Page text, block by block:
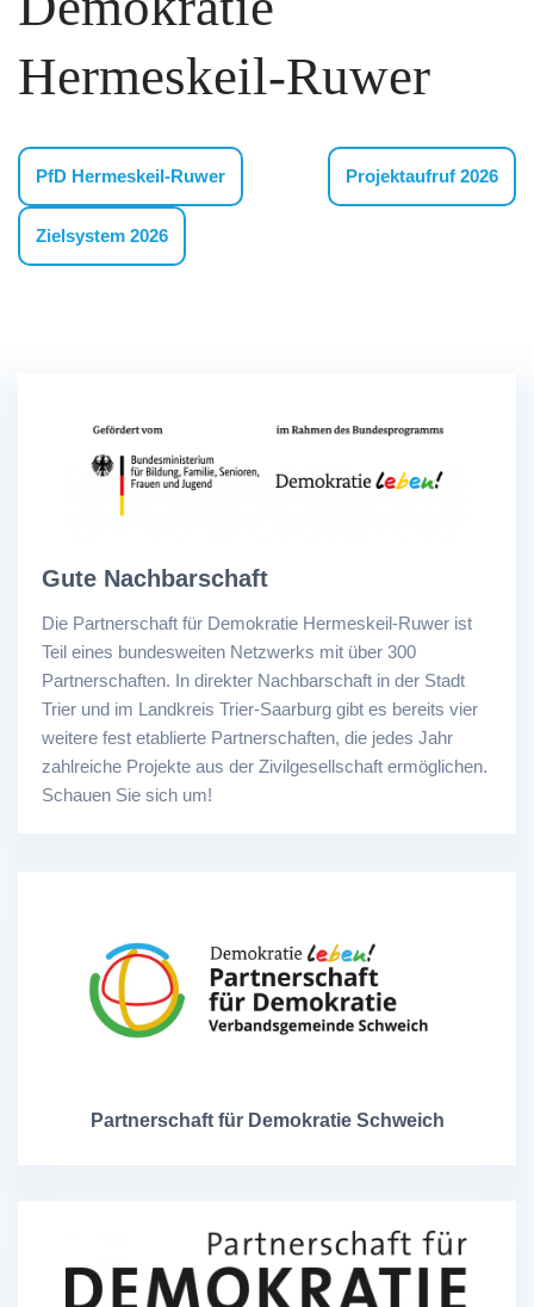
Hermeskeil-Ruwer
PfD Hermeskeil-Ruwer Projektaufruf 2026
Zielsystem 2026
Gute Nachbarschaft
Die Partnerschaft für Demokratie Hermeskeil-Ruwer ist
Teil eines bundesweiten Netzwerks mit über 300
Partnerschaften. In direkter Nachbarschaft in der Stadt
Trier und im Landkreis Trier-Saarburg gibt es bereits vier
weitere fest etablierte Partnerschaften, die jedes Jahr
zahlreiche Projekte aus der Zivilgesellschaft ermöglichen.
Schauen Sie sich um!
Partnerschaft für Demokratie Schweich